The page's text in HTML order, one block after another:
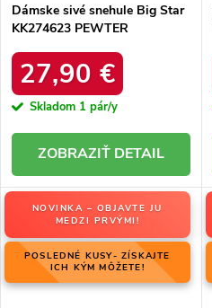
Dámske sivé snehule Big Star
KK274623 PEWTER
27,90 €
Skladom 1 pár/y
DETAIL
NOVINKA – OBJAVTE JU
MEDZI PRVÝMI!
POSLEDNÉ KUSY- ZÍSKAJTE
ICH KÝM MÔŽETE!